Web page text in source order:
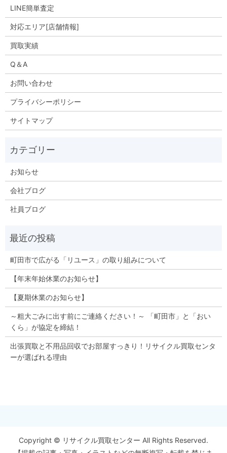
LINE簡単査定
対応エリア[店舗情報]
買取実績
Q＆A
お問い合わせ
プライバシーポリシー
サイトマップ
お知らせ
会社ブログ
社員ブログ
町田市で広がる「リユース」の取り組みについて
【年末年始休業のお知らせ】
【夏期休業のお知らせ】
～粗大ごみに出す前にご連絡ください！～ 「町田市」と「おい
くら」が協定を締結！
出張買取と不用品回収でお部屋すっきり！リサイクル買取センタ
ーが選ばれる理由
Copyright © リサイクル買取センター All Rights Reserved.